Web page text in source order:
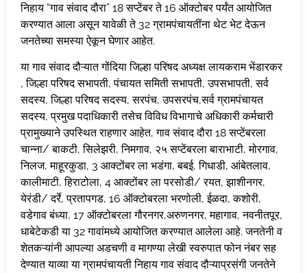
निहाय “गाव संवाद दौरा” 18 सप्टेंबर ते 16 ऑक्टोबर पर्यंत आयोजित
करण्यात आला असून यावेळी ते 32 ग्रामपंचायतींना थेट भेट देऊन
जनतेच्या समस्या ऐकून घेणार आहेत.
या गाव संवाद दौऱ्यात गोंदिया जिल्हा परिषद अध्यक्ष लायकराम भेंडारकर
, जिल्हा परिषद सभापती, पंचायत समिती सभापती, उपसभापती, सर्व
सदस्य, जिल्हा परिषद सदस्य, सरपंच, उपसरपंच,सर्व ग्रामपंचायत
सदस्य, प्रमुख पदाधिकारी तसेच विविध विभागाचे अधिकारी कर्मचारी
प्रामुख्याने उपस्थित राहणार आहेत, गाव संवाद दौरा 18 सप्टेंबरला
चान्ना/ बाकटी, सिलेझरी, निमगाव, २५ सप्टेंबरला बाराभाटी, मोरगाव,
निलज, माहूरकुडा, 3 आक्टोंबर ला भडंगा, बबई, गिधाडी, आंबेतलाव,
कालीमाटी, हिराटोला, 4 आक्टोंबर ला परसोडी/ रयत, झाशीनगर,
येरंडी/ दर्रे, प्रतापगड, 16 ऑक्टोबरला भरणोली, ईळदा, कशोरी,
वडेगाव बंध्या, 17 ऑक्टोबरला गौरनगर,अरुणनगर, महागाव, नवनीतपूर,
धाबेटेकडी या 32 गावांमध्ये आयोजित करण्यात आलेला आहे. जनतेनी व
शेतकऱ्यांनी आपल्या अडचणी व मागण्या लेखी स्वरुपात फोन नंबर सह
देण्यात याव्या या ग्रामपंचायती निहाय गाव संवाद दौऱ्याप्रसंगी जनतेने